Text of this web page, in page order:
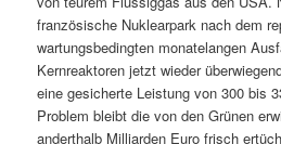
französische Nuklearpark nach dem
wartungsbedingten monatelangen
Kernreaktoren jetzt wieder
eine gesicherte Leistung von 300 bis
Problem bleibt die von den Grünen
anderthalb Milliarden Euro frisch